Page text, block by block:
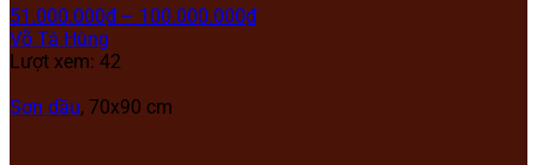
51.000.000₫ – 100.000.000₫
Võ Tá Hùng
Lượt xem: 42
Sơn dầu, 70x90 cm